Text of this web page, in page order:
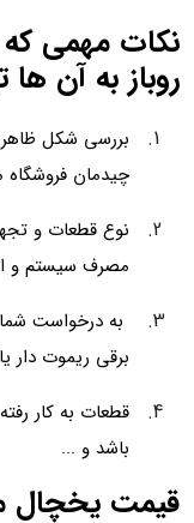
نکات مهمی
روباز به آن
بررسی شکل
چیدمان فروشگاه
نوع قطعات و
مصرف سیستم و
به درخواست
برقی ریموت دار
قطعات به کار
باشد و ...
قیمت یخچال